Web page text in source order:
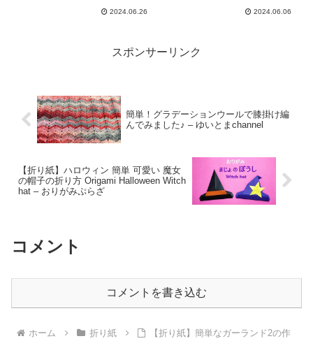
2024.06.26 2024.06.06
スポンサーリンク
簡単！グラデーションウールで膝掛け編
んでみました♪ – ゆいとまchannel
【折り紙】ハロウィン 簡単 可愛い 魔女
の帽子の折り方 Origami Halloween Witch
hat – おりがみぷらざ
コメント
コメントを書き込む
ホーム 折り紙 【折り紙】簡単なガーランド2の作